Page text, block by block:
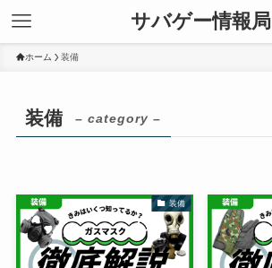
サバゲー情報局
ホーム 装備
装備 – category –
装備